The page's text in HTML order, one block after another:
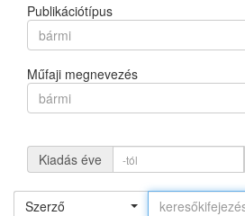
Publikációtípus
bármi
Műfaji megnevezés
bármi
Kiadás éve
Szerző